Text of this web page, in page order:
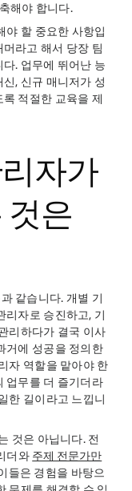
해야 합니다.
야 할 중요한 사항입
라고 해서 당장 팀
. 업무에 뛰어난 능
, 신규 매니저가 성
적절한 교육을 제
자가
것은
같습니다. 개별 기
리자로 승진하고, 기
리하다가 결국 이사
거에 성공을 정의한
자 역할을 맡아야 한
업무를 더 즐기더라
한 길이라고 느낍니
것은 아닙니다. 전
더와 주제 전문가만
들은 경험을 바탕으